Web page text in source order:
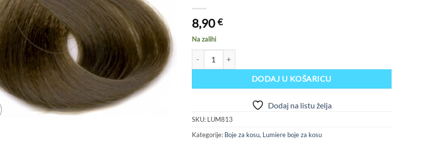
8,90€
Na zalihi
DODAJ U KOŠARICU
Dodaj na listu želja
SKU: LUM813
Kategorije: Boje za kosu, Lumiere boje za kosu